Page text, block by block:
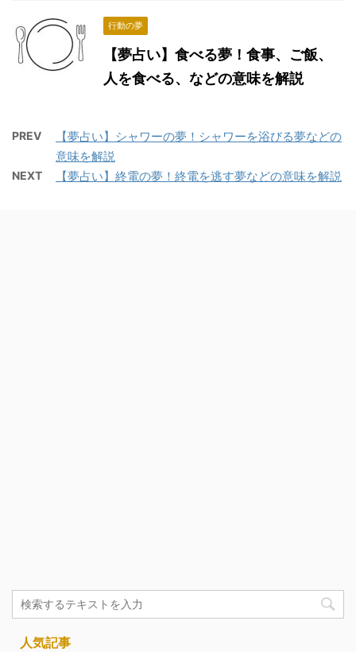
行動の夢
【夢占い】食べる夢！食事、ご飯、
人を食べる、などの意味を解説
PREV
【夢占い】シャワーの夢！シャワーを浴びる夢などの
意味を解説
NEXT 【夢占い】終電の夢！終電を逃す夢などの意味を解説
人気記事